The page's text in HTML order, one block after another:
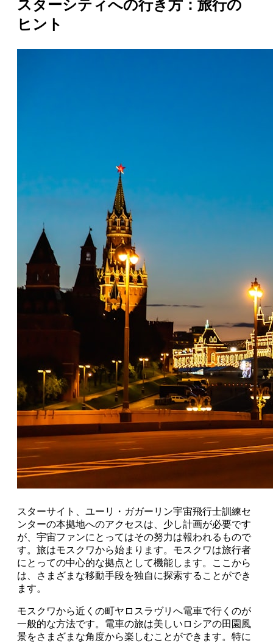
スターシティへの行き方：旅行の
ヒント
スターサイト、ユーリ・ガガーリン宇宙飛行士訓練セ
ンターの本拠地へのアクセスは、少し計画が必要です
が、宇宙ファンにとってはその努力は報われるもので
す。旅はモスクワから始まります。モスクワは旅行者
にとっての中心的な拠点として機能します。ここから
は、さまざまな移動手段を独自に探索することができ
ます。
モスクワから近くの町ヤロスラヴリへ電車で行くのが
一般的な方法です。電車の旅は美しいロシアの田園風
景をさまざまな角度から楽しむことができます。特に